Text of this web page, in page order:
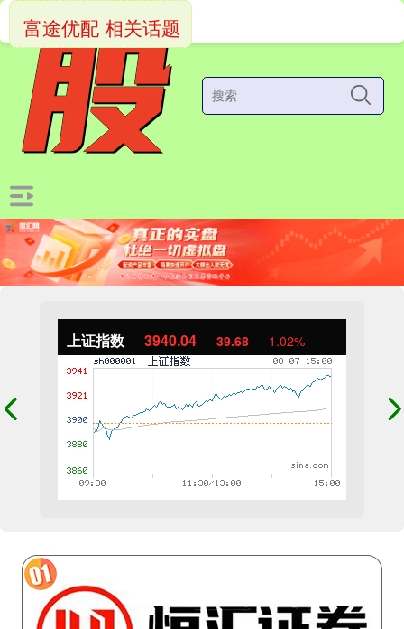
上证指数 3940.04 39.68 1.02%
富途优配 相关话题